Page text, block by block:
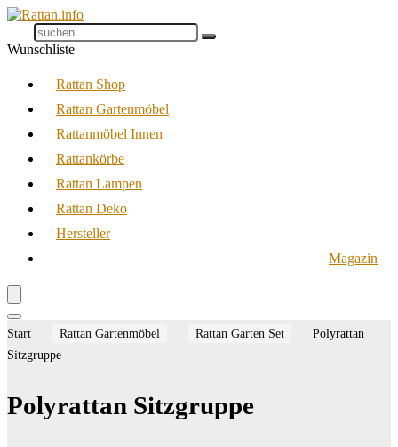
Wunschliste
Rattan Shop
Rattan Gartenmöbel
Rattanmöbel Innen
Rattankörbe
Rattan Lampen
Rattan Deko
Hersteller
Magazin
Start Rattan Gartenmöbel Rattan Garten Set
Polyrattan
Sitzgruppe
Polyrattan Sitzgruppe